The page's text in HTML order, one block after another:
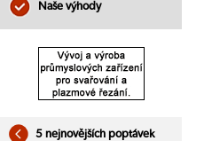
Naše výhody
5 nejnovějších poptávek